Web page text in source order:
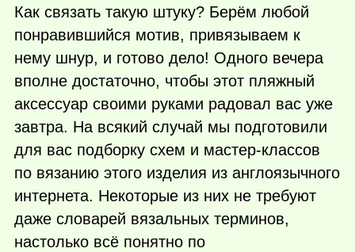
Как связать такую штуку? Берём любой
понравившийся мотив, привязываем к
нему шнур, и готово дело! Одного вечера
вполне достаточно, чтобы этот пляжный
аксессуар своими руками радовал вас уже
завтра. На всякий случай мы подготовили
для вас подборку схем и мастер-классов
по вязанию этого изделия из англоязычного
интернета. Некоторые из них не требуют
даже словарей вязальных терминов,
настолько всё понятно по